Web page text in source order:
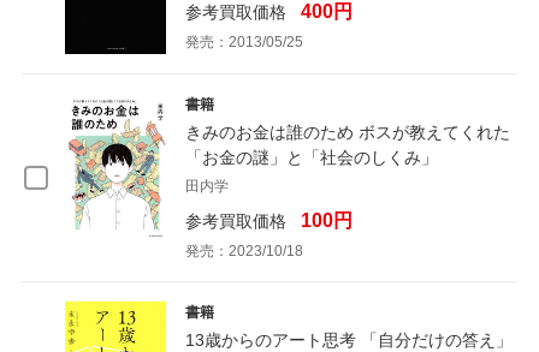
参考買取価格 400円
発売：2013/05/25
書籍
きみのお金は誰のため ボスが教えてくれた
「お金の謎」と「社会のしくみ」
田内学
参考買取価格 100円
発売：2023/10/18
書籍
13歳からのアート思考 「自分だけの答え」